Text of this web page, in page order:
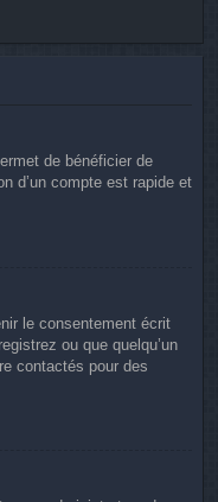
de bénéficier de
d’un compte est rapide et
le consentement écrit
ou que quelqu’un
contactés pour des